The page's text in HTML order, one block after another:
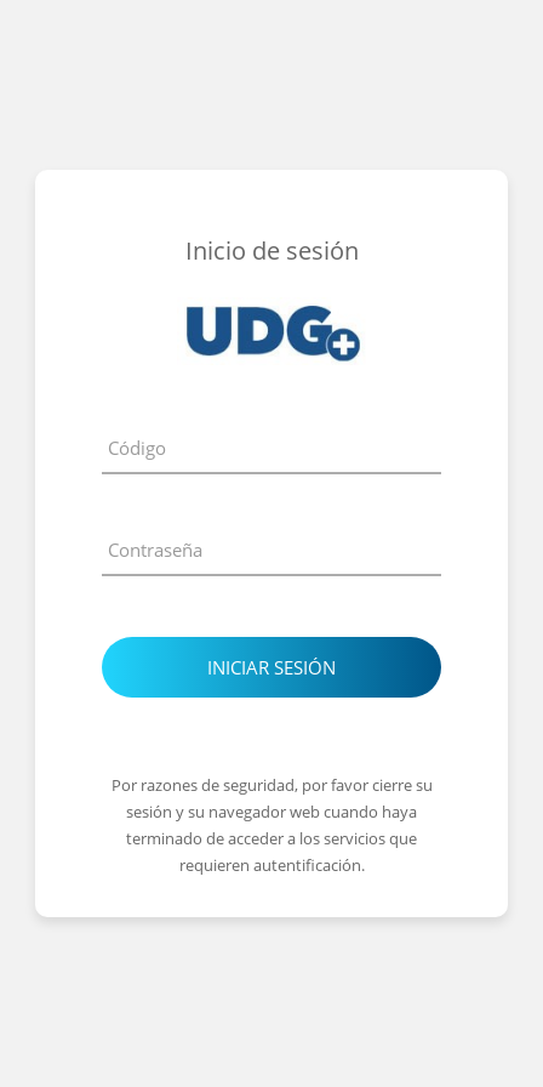
Inicio de sesión
INICIAR SESIÓN
Por razones de seguridad, por favor cierre su
sesión y su navegador web cuando haya
terminado de acceder a los servicios que
requieren autentificación.